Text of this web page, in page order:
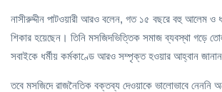
নাসীরুদ্দীন পাটওয়ারী আরও বলেন, গত ১৫ বছরে বহু আলেম ও
শিকার হয়েছেন। তিনি মসজিদভিত্তিক সমাজ ব্যবস্থা গড়ে
সবাইকে ধর্মীয় কর্মকাণ্ডে আরও সম্পৃক্ত হওয়ার আহ্বান
তবে মসজিদে রাজনৈতিক বক্তব্য দেওয়াকে ভালোভাবে নেননি